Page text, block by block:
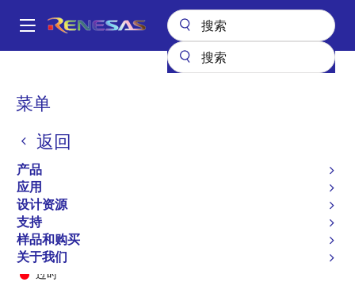
到
Main
菜单
返回
产品
应用
设计资源
支持
样品和购买
关于我们
面
屑
70V7278S35PF9
70V7278S35PF9
过时